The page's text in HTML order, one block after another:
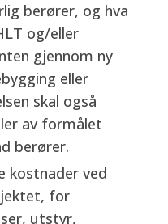
berører, og hva
og/eller
gjennom ny
eller
skal også
av formålet
berører.
kostnader ved
for
utstyr,